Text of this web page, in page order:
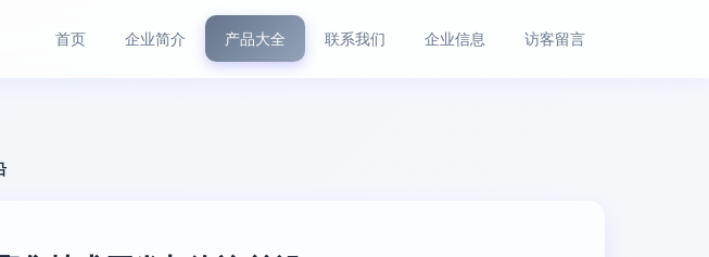
首页 企业简介 产品大全 联系我们 企业信息 访客留言